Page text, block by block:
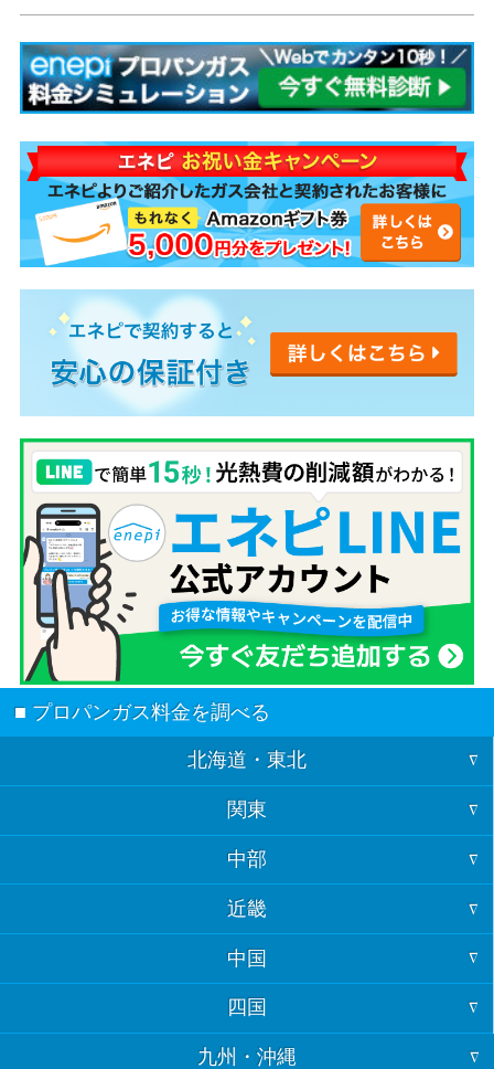
■ プロパンガス料金を調べる
北海道・東北
北海道
青森
岩手
宮城
秋田
関東
東京
神奈川
埼玉
千葉
中部
福井
石川
富山
岐阜
近畿
大阪
京都
兵庫
中国
山口
島根
四国
徳島
九州・沖縄